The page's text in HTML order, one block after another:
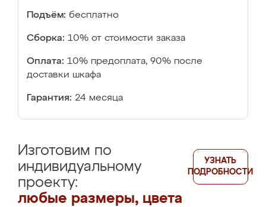
Подъём: бесплатно
Сборка: 10% от стоимости заказа
Оплата: 10% предоплата, 90% после
доставки шкафа
Гарантия: 24 месяца
Изготовим по
индивидуальному
проекту:
любые размеры, цвета
УЗНАТЬ
ПОДРОБНОСТИ